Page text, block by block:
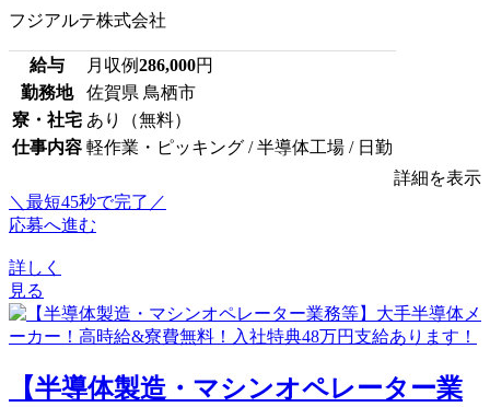
フジアルテ株式会社
給与 月収例286,000円
勤務地
佐賀県 鳥栖市
寮・社宅 あり（無料）
仕事内容 軽作業・ピッキング / 半導体工場 / 日勤
詳細を表示
＼最短45秒で完了／
応募へ進む
詳しく
見る
【半導体製造・マシンオペレーター業